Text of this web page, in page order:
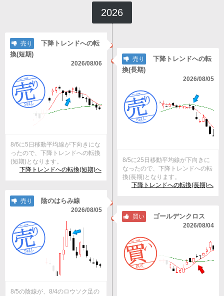
2026
売り
下降トレンドへの転
換(短期)
2026/08/06
8/6に5日移動平均線が下向きにな
ったので、下降トレンドへの転換
(短期)となります。
下降トレンドへの転換(短期)へ
売り
下降トレンドへの転
換(長期)
2026/08/05
8/5に25日移動平均線が下向きに
なったので、下降トレンドへの転
換(長期)となります。
下降トレンドへの転換(長期)へ
売り 陰のはらみ線
2026/08/05
8/5の陰線が、8/4のロウソク足の
買い ゴールデンクロス
2026/08/04